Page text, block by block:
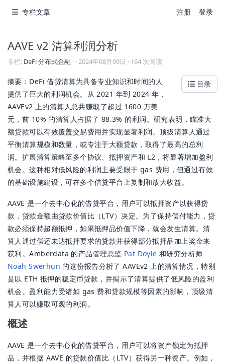
专栏文章 注册 登录
AAVE v2 清算利润分析
专栏: DeFi 分布式金融 · ·2024年08月09日 · 164 次阅读
目录
摘要：DeFi 借贷清算为具备专业知识和时间的人
提供了巨大的利润机会。从 2021 年到 2024 年，
AAVEv2 上的清算人总共赚取了超过 1600 万美
元，前 10% 的清算人占据了 88.3% 的利润。研究表明，瞄准大
额贷款可以有效覆盖交易费用并实现显著利润。顶级清算人通过
平衡清算规模和数量，或专注于大额贷款，取得了最高的总利
润。扩展清算策略至多个协议、抵押资产和 L2，将显著增加盈利
机会。这种相对低风险的利润主要受限于 gas 费用，但通过有效
的基础设施建设，可在多个借贷平台上复制和放大收益。
AAVE 是一个去中心化的借贷平台，用户可以抵押资产以获得贷
款，贷款金额由贷款价值比（LTV）决定。为了保持偿付能力，贷
款必须保持超额抵押，如果抵押品价值下降，就会发生清算。清
算人通过偿还未达抵押要求的贷款并获得部分抵押品加上奖金来
获利。Amberdata 的产品管理总监 Pat Doyle 和研究分析师
Noah Swerhun 的这份报告分析了 AAVEv2 上的清算情况，特别
是以 ETH 抵押的稳定币贷款，并揭示了清算提供了低风险的盈利
机会。盈利能力受诸如 gas 费和贷款规模等因素的影响，顶级清
算人可以赚取可观的利润。
概述
AAVE 是一个去中心化的借贷平台，用户可以将资产锁定为抵押
品，并根据 AAVE 的贷款价值比（LTV）获得另一种资产。例如，